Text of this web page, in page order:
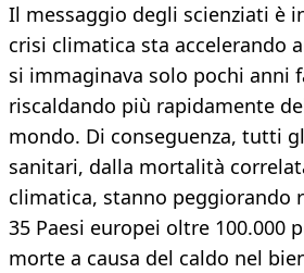
Il messaggio degli scienziati è
crisi climatica sta accelerando
si immaginava solo pochi anni
riscaldando più rapidamente
mondo. Di conseguenza, tutti
sanitari, dalla mortalità
climatica, stanno peggiorando
35 Paesi europei oltre 100.000
morte a causa del caldo nel